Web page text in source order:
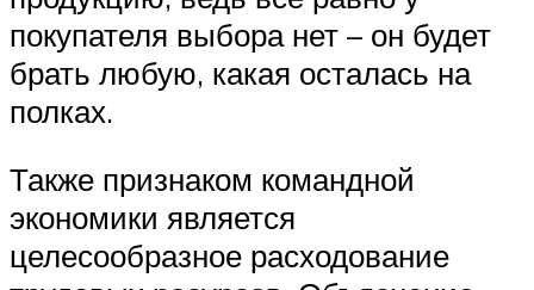
покупателя выбора нет – он будет
брать любую, какая осталась на
полках.
Также признаком командной
экономики является
целесообразное расходование